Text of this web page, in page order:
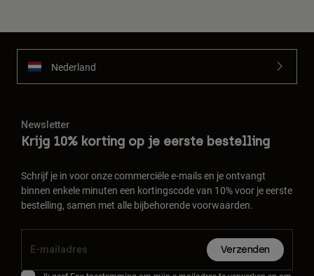
Nederland
Newsletter
Krijg 10% korting op je eerste bestelling
Schrijf je in voor onze commerciële e-mails en je ontvangt
binnen enkele minuten een kortingscode van 10% voor je eerste
bestelling, samen met alle bijbehorende voorwaarden.
Verzenden